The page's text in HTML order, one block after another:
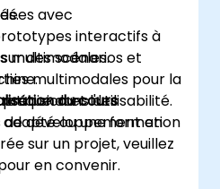
interactifs à
multimodales.
multimodales pour la
et l'utilisabilité.
avec
des scénarios et
dans des
développement en
du cours
adapté ou une formation
sur un projet, veuillez
en convenir.